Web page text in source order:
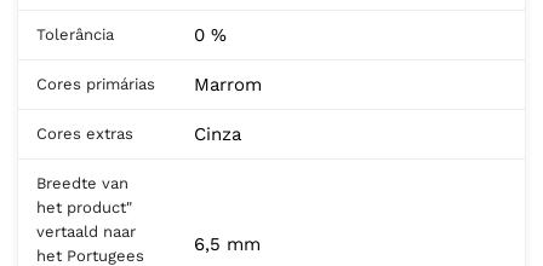
Tolerância 0 %
Cores primárias Marrom
Cores extras Cinza
Breedte van
het product"
vertaald naar
het Portugees
6,5 mm